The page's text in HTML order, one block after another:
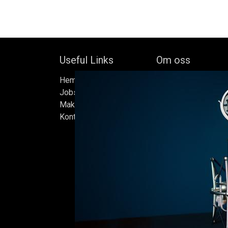
Useful Links
Hem
Jobs
Make Good
Kontakta oss
Om oss
oberoende
av Bock Brewery,
Efter nästan trettio
bryggde vi den
iskällare som
Ölen bryggs i små
sats måste
standarder vi
endast det bästa är